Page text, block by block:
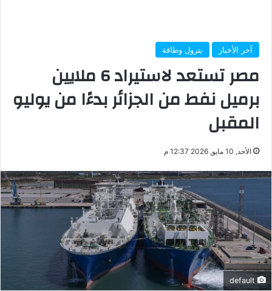
آخر الأخبار بترول وطاقة
مصر تستعد لاستيراد 6 ملايين
برميل نفط من الجزائر بدءًا من يوليو
المقبل
الأحد, 10 مايو, 2026 12:37 م